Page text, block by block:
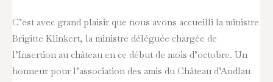
C’est avec grand plaisir que nous avons accueilli la ministre
Brigitte Klinkert, la ministre déléguée chargée de
l’Insertion au château en ce début de mois d’octobre. Un
honneur pour l’association des amis du Château d’Andlau